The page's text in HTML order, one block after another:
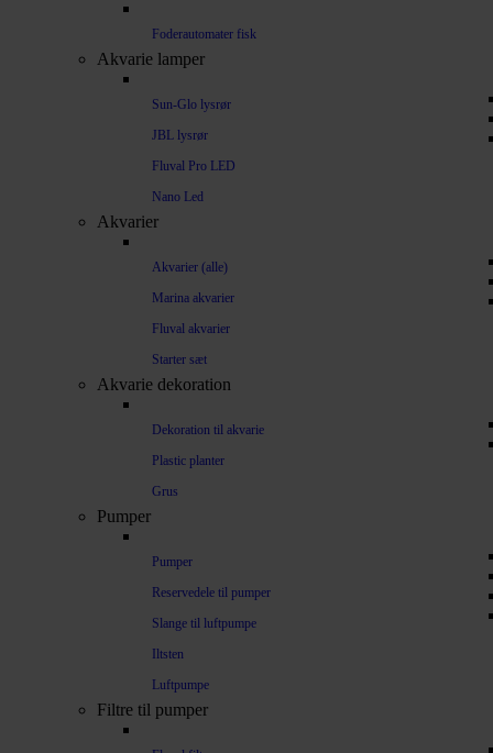
Foderautomater fisk
Akvarie lamper
Sun-Glo lysrør
JBL lysrør
Fluval Pro LED
Nano Led
Akvarier
Akvarier (alle)
Marina akvarier
Fluval akvarier
Starter sæt
Akvarie dekoration
Dekoration til akvarie
Plastic planter
Grus
Pumper
Pumper
Reservedele til pumper
Slange til luftpumpe
Iltsten
Luftpumpe
Filtre til pumper